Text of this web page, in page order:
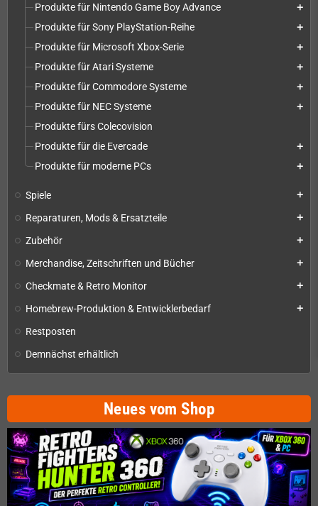
Produkte für Nintendo Game Boy Advance add
Produkte für Sony PlayStation-Reihe add
Produkte für Microsoft Xbox-Serie add
Produkte für Atari Systeme add
Produkte für Commodore Systeme add
Produkte für NEC Systeme add
Produkte fürs Colecovision
Produkte für die Evercade
add
Produkte für moderne PCs add
Spiele add
Reparaturen, Mods & Ersatzteile add
Zubehör add
Merchandise, Zeitschriften und Bücher add
Checkmate & Retro Monitor add
Homebrew-Produktion & Entwicklerbedarf add
Restposten
Demnächst erhältlich
Neues vom Shop